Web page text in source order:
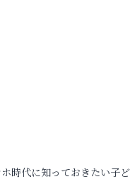
時代に知っておきたい子